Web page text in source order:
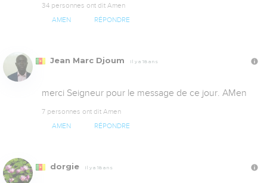
34 personnes ont dit Amen
AMEN RÉPONDRE
Jean Marc Djoum Il y a 18 ans
merci Seigneur pour le message de ce jour. AMen
7 personnes ont dit Amen
AMEN RÉPONDRE
dorgie Il y a 18 ans